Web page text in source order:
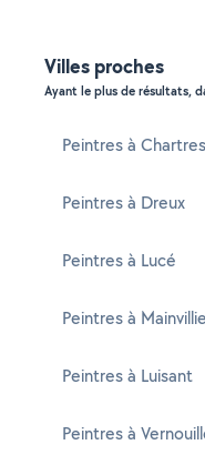
Villes proches
Ayant le plus de résultats,
Peintres à Chartres
Peintres à Dreux
Peintres à Lucé
Peintres à
Peintres à Luisant
Peintres à